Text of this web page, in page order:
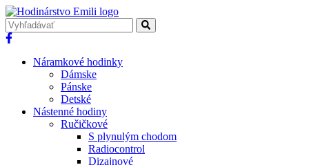
Náramkové hodinky
Dámske
Pánske
Detské
Nástenné hodiny
Ručičkové
S plynulým chodom
Radiocontrol
Dizajnové